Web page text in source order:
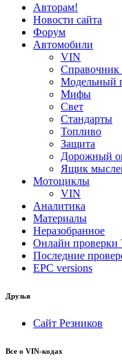
Авторам!
Новости сайта
Форум
Автомобили
VIN
Справочник
Модельный
Мифы
Свет
Стандарты
Топливо
Защита
Дорожный
Ящик
Мотоциклы
VIN
Аналитика
Материалы
Неразобранное
Онлайн проверки
Последние
EPC versions
Друзья
Сайт Резников
Все о VIN-кодах